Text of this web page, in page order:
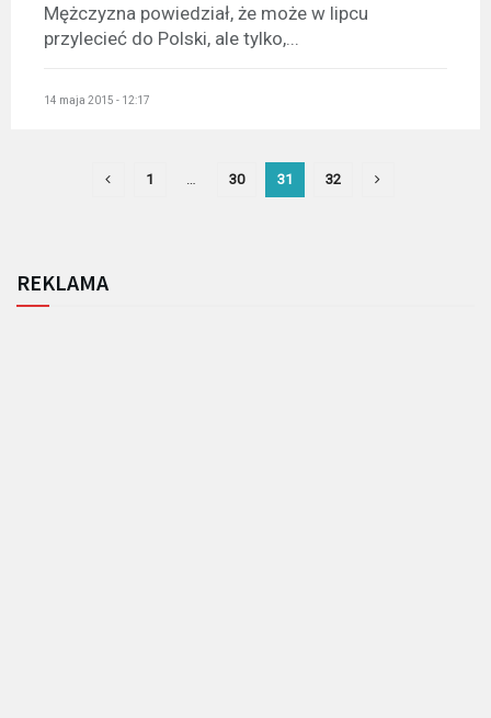
Mężczyzna powiedział, że może w lipcu
przylecieć do Polski, ale tylko,...
14 maja 2015 - 12:17
1 … 30 31 32
REKLAMA